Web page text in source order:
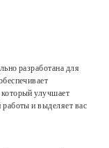
разработана для
улучшает
и выделяет вас